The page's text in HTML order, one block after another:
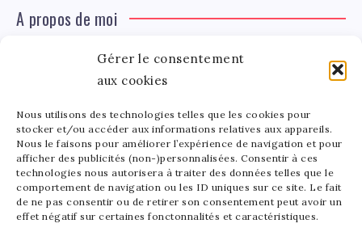
Gérer le consentement
aux cookies
Nous utilisons des technologies telles que les cookies pour
stocker et/ou accéder aux informations relatives aux appareils.
Nous le faisons pour améliorer l’expérience de navigation et pour
afficher des publicités (non-)personnalisées. Consentir à ces
technologies nous autorisera à traiter des données telles que le
comportement de navigation ou les ID uniques sur ce site. Le fait
de ne pas consentir ou de retirer son consentement peut avoir un
effet négatif sur certaines fonctonnalités et caractéristiques.
A propos de moi
Tinger
Léa Tinger
Fondatrice
Fondatrice de FortunedeStar.com, je fusionne ma
passion pour les cultures et l'économie des célébrités.
Entre la gestion de mon site et la poterie, je trouve le
bonheur dans l'équilibre de mes activités. Mère d'un
bout de chou de 5 ans, je partage avec lui l'amour de